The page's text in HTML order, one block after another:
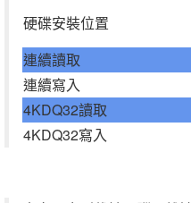
硬碟安裝位置
連續讀取
連續寫入
4KDQ32讀取
4KDQ32寫入